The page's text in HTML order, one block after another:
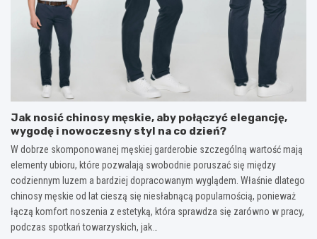
Jak nosić chinosy męskie, aby połączyć elegancję,
wygodę i nowoczesny styl na co dzień?
W dobrze skomponowanej męskiej garderobie szczególną wartość mają
elementy ubioru, które pozwalają swobodnie poruszać się między
codziennym luzem a bardziej dopracowanym wyglądem. Właśnie dlatego
chinosy męskie od lat cieszą się niesłabnącą popularnością, ponieważ
łączą komfort noszenia z estetyką, która sprawdza się zarówno w pracy,
podczas spotkań towarzyskich, jak…